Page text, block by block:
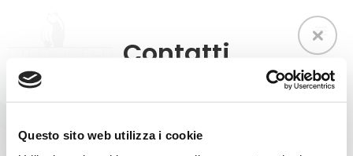
Questo sito web utilizza i cookie
Contatti